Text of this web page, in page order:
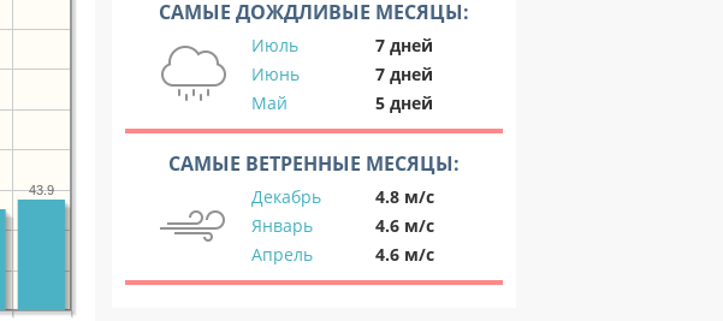
43.9
САМЫЕ ДОЖДЛИВЫЕ МЕСЯЦЫ:
Июль
7 дней
Июнь
7 дней
Май
5 дней
САМЫЕ ВЕТРЕННЫЕ МЕСЯЦЫ:
Декабрь
4.8 м/с
Январь
4.6 м/с
Апрель
4.6 м/с